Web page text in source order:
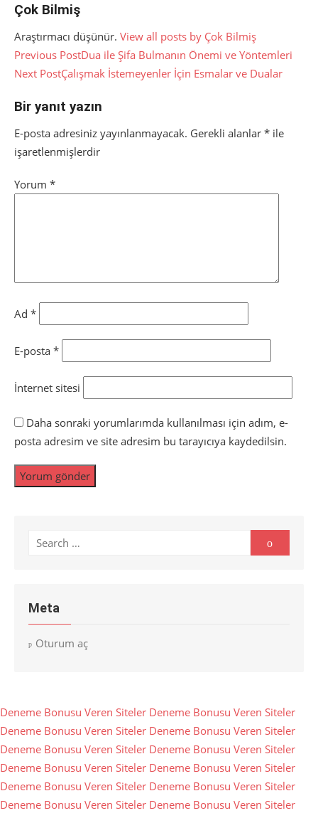
Çok Bilmiş
Araştırmacı düşünür. View all posts by Çok Bilmiş
Yazı
gezinmesi
Previous PostDua ile Şifa Bulmanın Önemi ve Yöntemleri
Next PostÇalışmak İstemeyenler İçin Esmalar ve Dualar
Bir yanıt yazın
E-posta adresiniz yayınlanmayacak. Gerekli alanlar * ile
işaretlenmişlerdir
Yorum *
Ad *
E-posta *
İnternet sitesi
Daha sonraki yorumlarımda kullanılması için adım, e-
posta adresim ve site adresim bu tarayıcıya kaydedilsin.
Search
Search
Meta
Oturum aç
Deneme Bonusu Veren Siteler Deneme Bonusu Veren Siteler
Deneme Bonusu Veren Siteler Deneme Bonusu Veren Siteler
Deneme Bonusu Veren Siteler Deneme Bonusu Veren Siteler
Deneme Bonusu Veren Siteler Deneme Bonusu Veren Siteler
Deneme Bonusu Veren Siteler Deneme Bonusu Veren Siteler
Deneme Bonusu Veren Siteler Deneme Bonusu Veren Siteler